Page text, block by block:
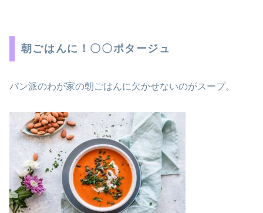
朝ごはんに！〇〇ポタージュ
パン派のわが家の朝ごはんに欠かせないのがスープ。